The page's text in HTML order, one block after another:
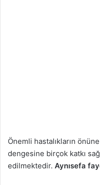
Önemli hastalıkların
dengesine birçok katkı
edilmektedir. Aynısefa